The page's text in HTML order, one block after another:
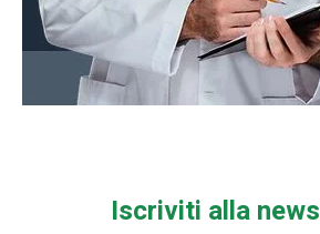
Iscriviti alla